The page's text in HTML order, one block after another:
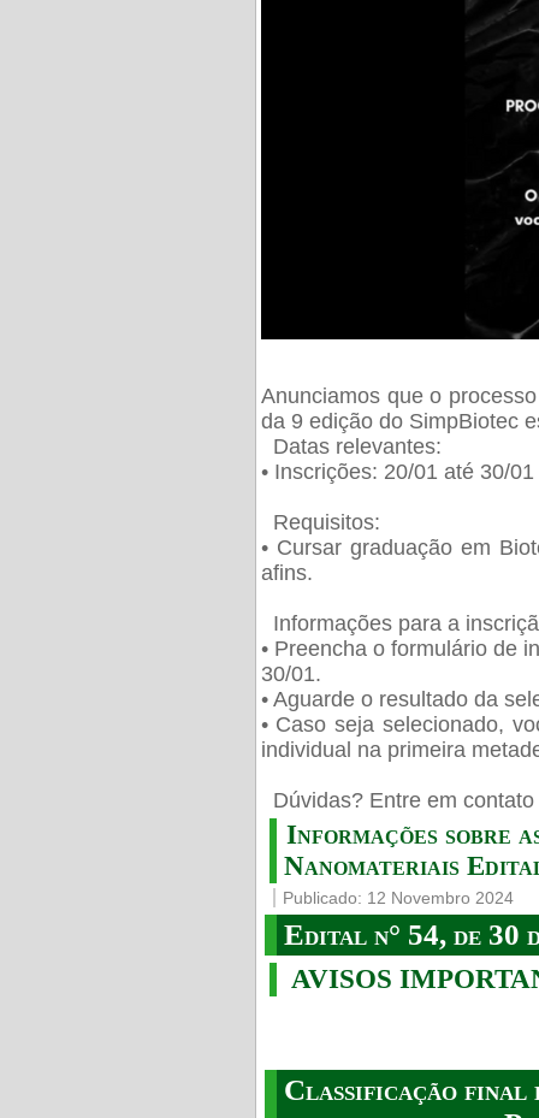
Anunciamos que o
da 9 edição do SimpBiotec
Datas relevantes:
• Inscrições: 20/01 até 30/01
Requisitos:
• Cursar graduação em
afins.
Informações para a
• Preencha o formulário de
30/01.
• Aguarde o resultado da
• Caso seja selecionado,
individual na primeira
Dúvidas? Entre em
Informações sobre
Nanomateriais
Publicado: 12 Novembro 2024
Edital n° 54, de 30
AVISOS
Classificação final